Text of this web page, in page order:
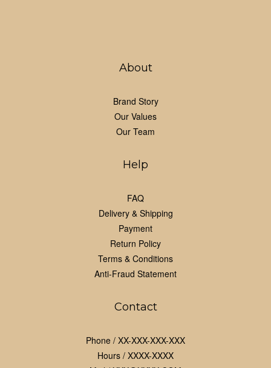
About
Brand Story
Our Values
Our Team
Help
FAQ
Delivery & Shipping
Payment
Return Policy
Terms & Conditions
Anti-Fraud Statement
Contact
Phone / XX-XXX-XXX-XXX
Hours / XXXX-XXXX